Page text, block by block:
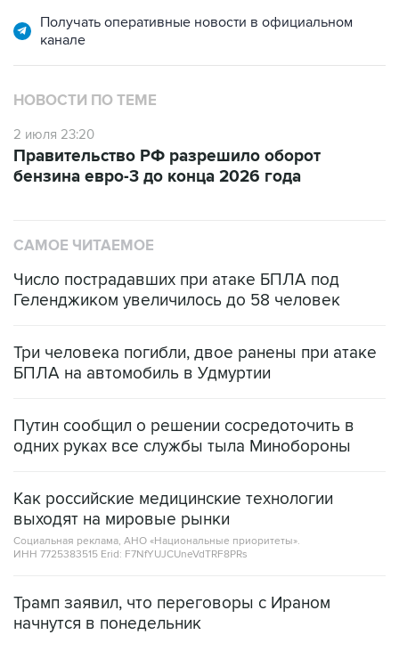
Получать оперативные новости в официальном
канале
НОВОСТИ ПО ТЕМЕ
2 июля 23:20
Правительство РФ разрешило оборот
бензина евро-3 до конца 2026 года
САМОЕ ЧИТАЕМОЕ
Число пострадавших при атаке БПЛА под
Геленджиком увеличилось до 58 человек
Три человека погибли, двое ранены при атаке
БПЛА на автомобиль в Удмуртии
Путин сообщил о решении сосредоточить в
одних руках все службы тыла Минобороны
Как российские медицинские технологии
выходят на мировые рынки
Социальная реклама, АНО «Национальные приоритеты».
ИНН 7725383515 Erid: F7NfYUJCUneVdTRF8PRs
Трамп заявил, что переговоры с Ираном
начнутся в понедельник